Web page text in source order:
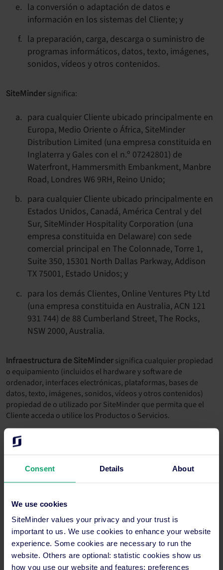
Consent Details About
We use cookies
SiteMinder values your privacy and your trust is
important to us. We use cookies to enhance your website
experience. Some cookies are necessary to run the
website. Others are optional: statistic cookies show us
how you use our website and features; preferences
la conversión o adaptación de datos e
información en los sistemas del Cliente; y
la preparación, carga, descarga o suministro de
programas informáticos, datos, texto, imágenes,
sonidos, vídeos y otros contenidos.
SiteMinder significa:
para cualquier Cliente ubicado principalmente en
Europa, Medio Oriente o África, SiteMinder
Distribution Limited (una empresa constituida en
Inglaterra y Gales con el n.º 07242801) de
Waterfront, Hammersmith Embankment, Manbre
Road, Londres W6 9RH, Reino Unido;
para cualquier Cliente ubicado principalmente en
Estados Unidos, Canadá, América Central y del
Sur, SiteMinder Hospitality Corporation (una
empresa constituida en Delaware) con sede
comercial principal en The Colonnade, Torre 1,
Suite 350, 15301 North Dallas Parkway, Addison
TX 75001, Estado Unidos; y
para los demás Clientes, Online Ventures Pty Ltd
(una empresa constituida en Australia, ACN 121
931 744) de 88 Cumberland Street, The Rocks,
NSW 2000, Australia.
Infraestructura de SiteMinder significa cualquier propiedad
o equipamiento (incluidos el hardware y software de
ordenador, interfaces electrónicas, plataformas, bases de
datos, texto, imágenes, sonidos, vídeos y otros contenidos)
propiedad de o utilizado por SiteMinder que permita que el
Cliente acceda o utilice los Productos o Servicios.
Software de SiteMinder
Productos y la Infraestructura de SiteMinder.
Período de prueba
significa un período inicial de 30 días,
comenzando tras la emisión de un nombre de usuario y una
Sitio websignificahttps://www.siteminder.com/legal/
1.2 Interpretación
Los encabezados son solamente por conveniencia y no afectan